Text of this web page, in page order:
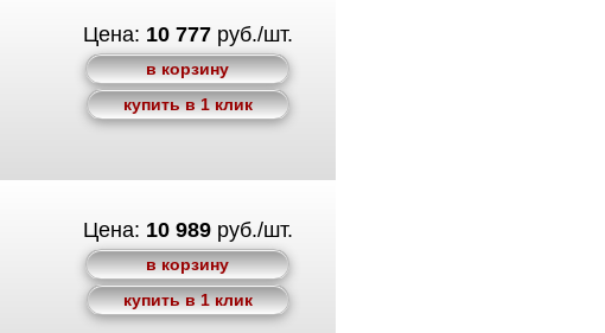
Цена: 10 777руб./шт.
в корзину
купить в 1 клик
Цена: 10 989руб./шт.
в корзину
купить в 1 клик